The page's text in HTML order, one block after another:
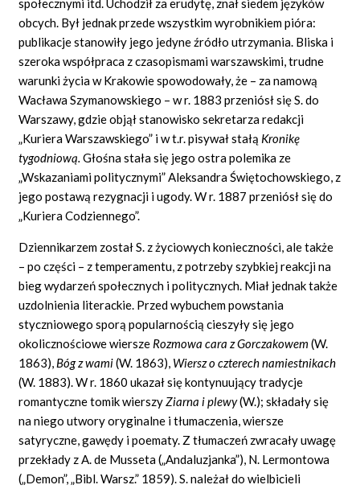
społecznymi itd. Uchodził za erudytę, znał siedem języków
obcych. Był jednak przede wszystkim wyrobnikiem pióra:
publikacje stanowiły jego jedyne źródło utrzymania. Bliska i
szeroka współpraca z czasopismami warszawskimi, trudne
warunki życia w Krakowie spowodowały, że – za namową
Wacława Szymanowskiego – w r. 1883 przeniósł się S. do
Warszawy, gdzie objął stanowisko sekretarza redakcji
„Kuriera Warszawskiego” i w t.r. pisywał stałą Kronikę
tygodniową.Głośna stała się jego ostra polemika ze
„Wskazaniami politycznymi” Aleksandra Świętochowskiego, z
jego postawą rezygnacji i ugody. W r. 1887 przeniósł się do
„Kuriera Codziennego”.
Dziennikarzem został S. z życiowych konieczności, ale także
– po części – z temperamentu, z potrzeby szybkiej reakcji na
bieg wydarzeń społecznych i politycznych. Miał jednak także
uzdolnienia literackie. Przed wybuchem powstania
styczniowego sporą popularnością cieszyły się jego
okolicznościowe wiersze Rozmowa cara z Gorczakowem(W.
1863), Bóg z wami(W. 1863), Wiersz o czterech namiestnikach
(W. 1883). W r. 1860 ukazał się kontynuujący tradycje
romantyczne tomik wierszyZiarna i plewy(W.); składały się
na niego utwory oryginalne i tłumaczenia, wiersze
satyryczne, gawędy i poematy. Z tłumaczeń zwracały uwagę
przekłady z A. de Musseta („Andaluzjanka”), N. Lermontowa
(„Demon”, „Bibl. Warsz.” 1859). S. należał do wielbicieli